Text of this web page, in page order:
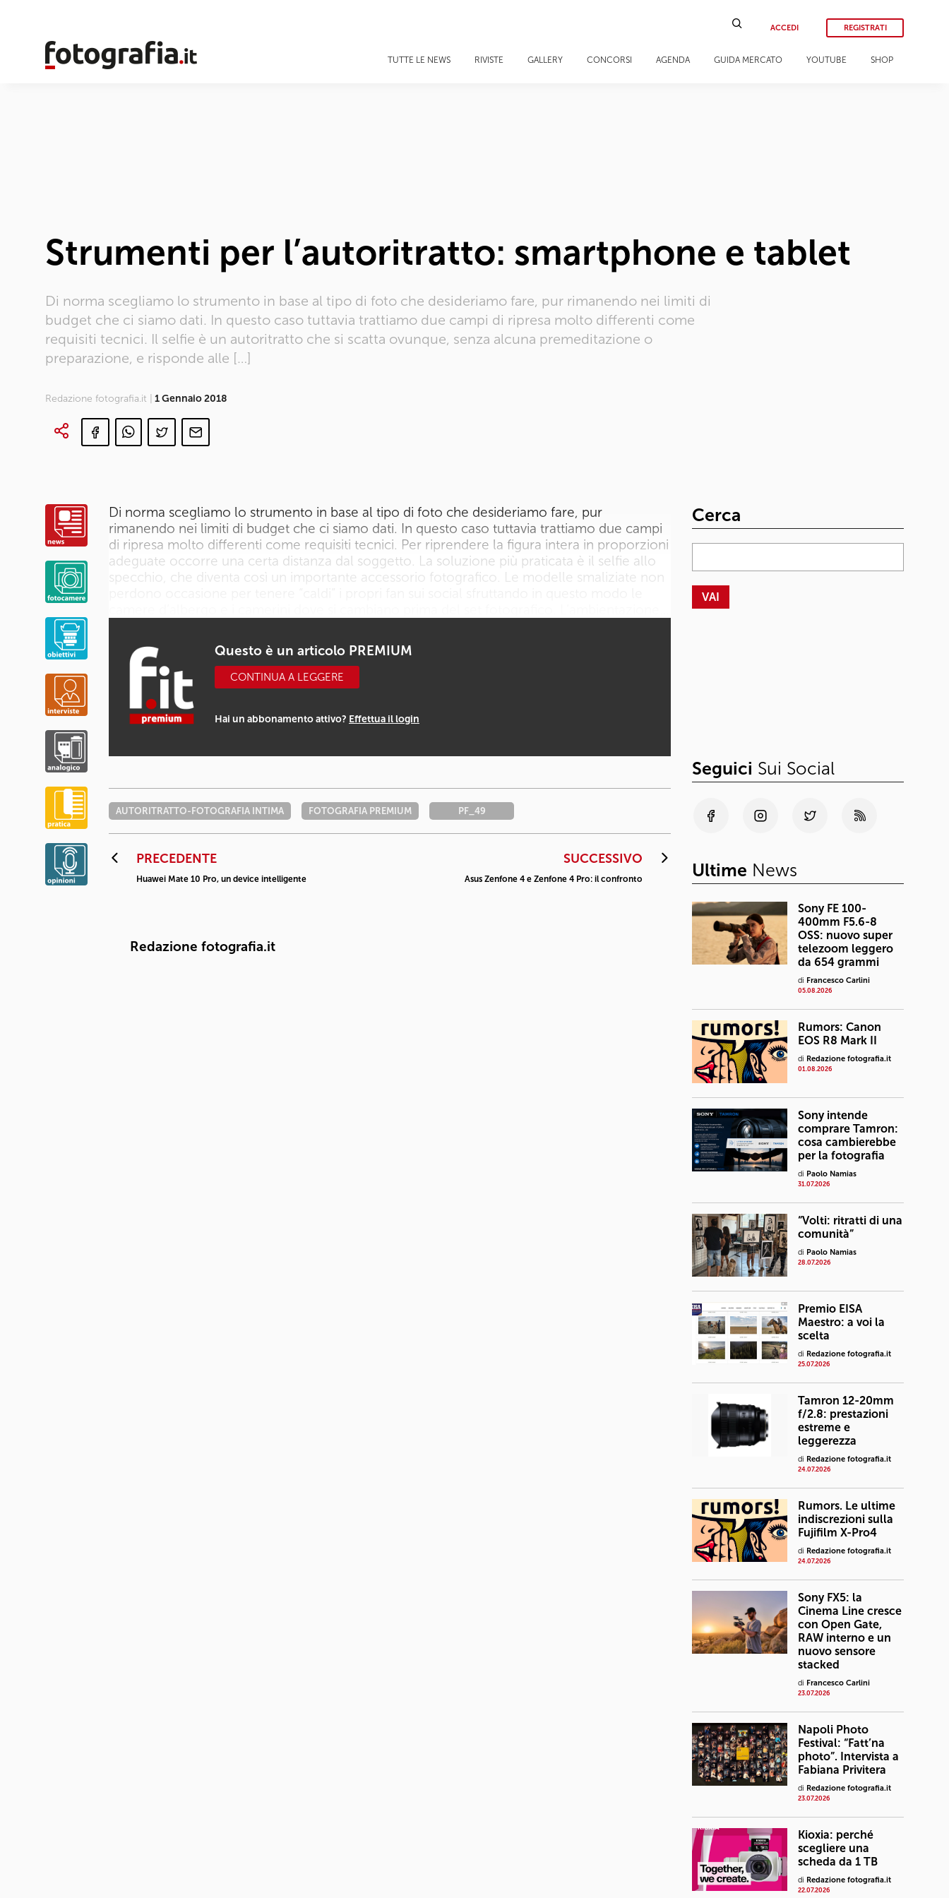
ACCEDI REGISTRATI
TUTTE LE NEWS RIVISTE GALLERY CONCORSI AGENDA GUIDA MERCATO YOUTUBE SHOP
Strumenti per l’autoritratto: smartphone e tablet
Di norma scegliamo lo strumento in base al tipo di foto che desideriamo fare, pur rimanendo nei limiti di
budget che ci siamo dati. In questo caso tuttavia trattiamo due campi di ripresa molto differenti come
requisiti tecnici. Il selfie è un autoritratto che si scatta ovunque, senza alcuna premeditazione o
preparazione, e risponde alle […]
Redazione fotografia.it | 1 Gennaio 2018
Di norma scegliamo lo strumento in base al tipo di foto che desideriamo fare, pur
rimanendo nei limiti di budget che ci siamo dati. In questo caso tuttavia trattiamo due campi
di ripresa molto differenti come requisiti tecnici. Per riprendere la figura intera in proporzioni
adeguate occorre una certa distanza dal soggetto. La soluzione più praticata è il selfie allo
specchio, che diventa così un importante accessorio fotografico. Le modelle smaliziate non
Questo è un articolo PREMIUM
CONTINUA A LEGGERE
Hai un abbonamento attivo? Effettua il login
AUTORITRATTO-FOTOGRAFIA INTIMA FOTOGRAFIA PREMIUM PF_49
PRECEDENTE
Huawei Mate 10 Pro, un device intelligente
SUCCESSIVO
Asus Zenfone 4 e Zenfone 4 Pro: il confronto
Redazione fotografia.it
Cerca
Seguici Sui Social
Ultime News
Sony FE 100-
400mm F5.6-8
OSS: nuovo super
telezoom leggero
da 654 grammi
di Francesco Carlini
05.08.2026
Rumors: Canon
EOS R8 Mark II
di Redazione fotografia.it
01.08.2026
Sony intende
comprare Tamron:
cosa cambierebbe
per la fotografia
di Paolo Namias
31.07.2026
“Volti: ritratti di una
comunità”
di Paolo Namias
28.07.2026
Premio EISA
Maestro: a voi la
scelta
di Redazione fotografia.it
25.07.2026
Tamron 12-20mm
f/2.8: prestazioni
estreme e
leggerezza
di Redazione fotografia.it
24.07.2026
Rumors. Le ultime
indiscrezioni sulla
Fujifilm X-Pro4
di Redazione fotografia.it
24.07.2026
Sony FX5: la
Cinema Line cresce
con Open Gate,
RAW interno e un
nuovo sensore
stacked
di Francesco Carlini
23.07.2026
Napoli Photo
Festival: “Fatt’na
photo”. Intervista a
Fabiana Privitera
di Redazione fotografia.it
23.07.2026
Kioxia: perché
scegliere una
scheda da 1 TB
di Redazione fotografia.it
22.07.2026